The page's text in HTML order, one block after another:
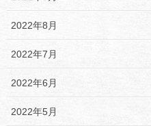
2022年8月
2022年7月
2022年6月
2022年5月